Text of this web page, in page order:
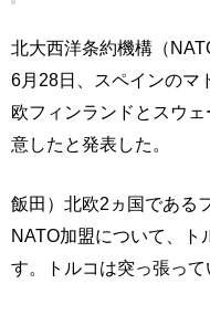
北大西洋条約機構（
6月28日、スペインのマ
欧フィンランドとスウ
意したと発表した。
飯田）北欧2ヵ国である
NATO加盟について、ト
す。トルコは突っ張って